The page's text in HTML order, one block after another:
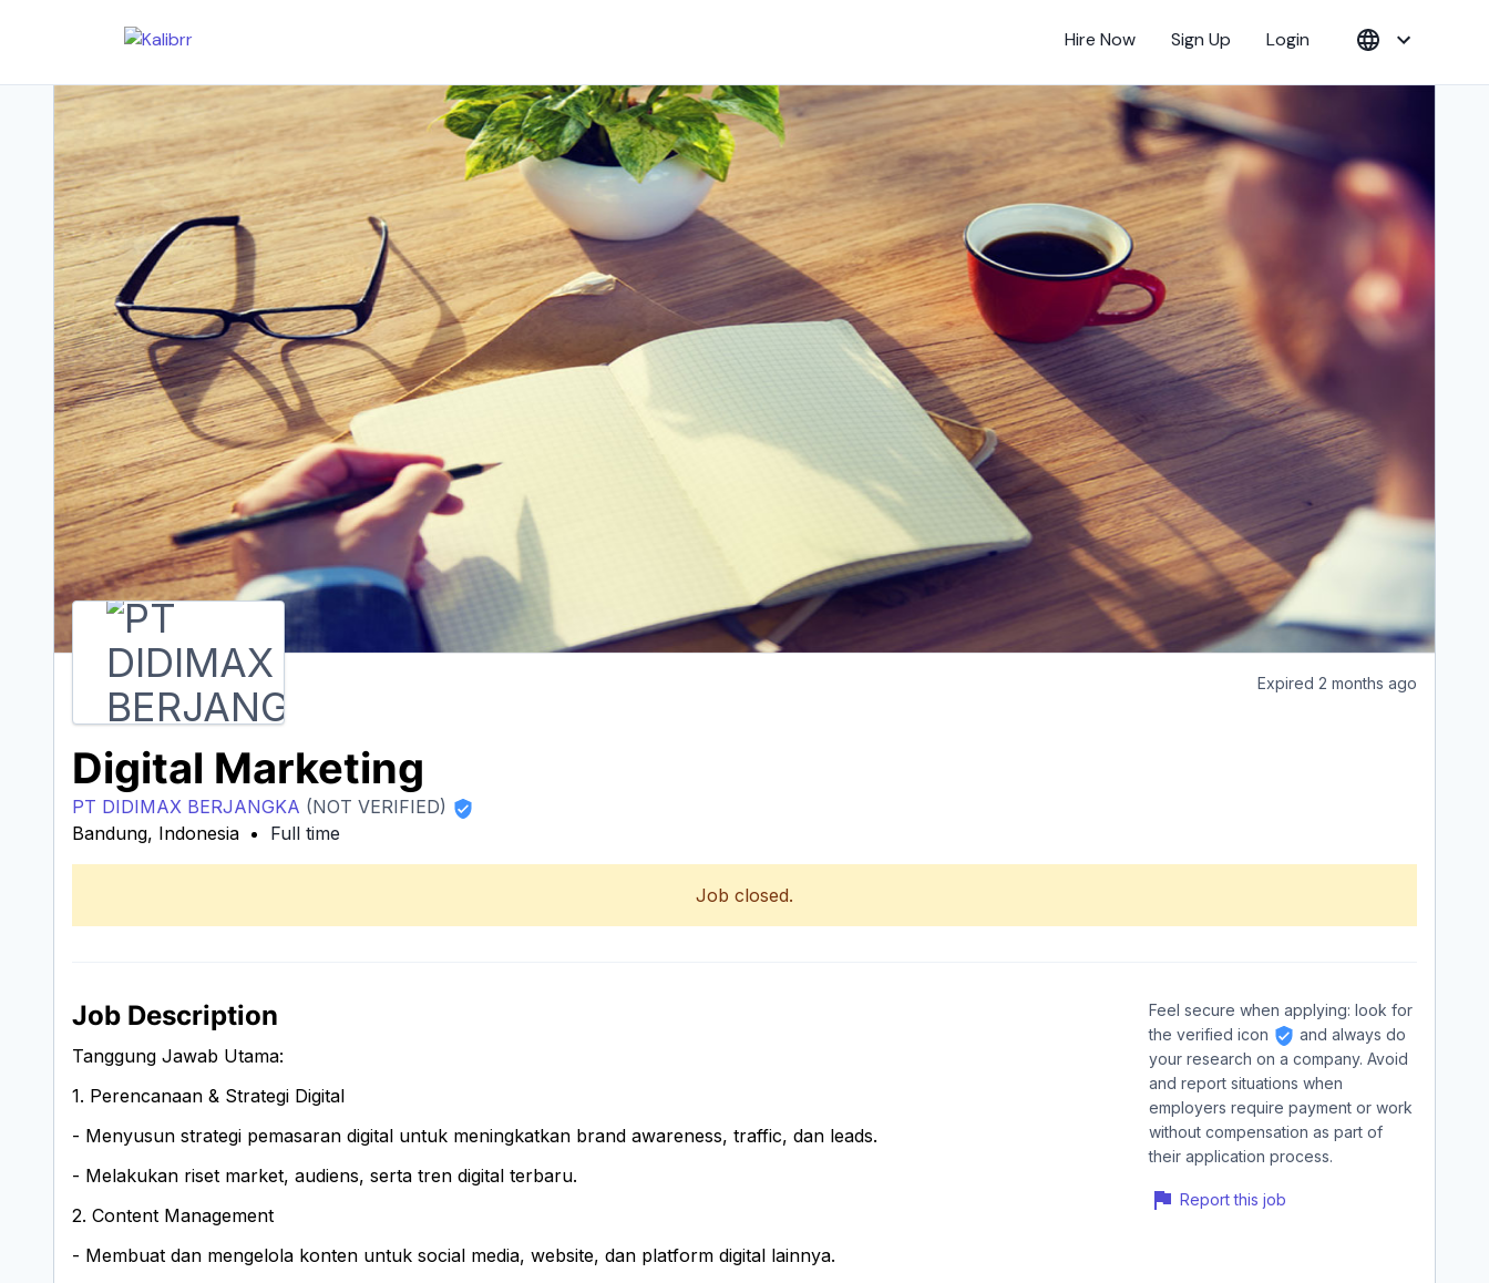
Hire Now Sign Up Login
Digital Marketing
PT DIDIMAX BERJANGKA (NOT VERIFIED)
Bandung, Indonesia
Full time
Expired 2 months ago
Job closed.
Job Description
Tanggung Jawab Utama:
1. Perencanaan & Strategi Digital
- Menyusun strategi pemasaran digital untuk meningkatkan brand awareness, traffic, dan leads.
- Melakukan riset market, audiens, serta tren digital terbaru.
2. Content Management
- Membuat dan mengelola konten untuk social media, website, dan platform digital lainnya.
Feel secure when applying: look for
the verified icon
and always do
your research on a company. Avoid
and report situations when
employers require payment or work
without compensation as part of
their application process.
Report this job